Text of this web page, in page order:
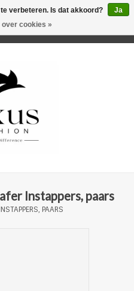
Instappers, paars
PAARS
verbeteren. Is dat akkoord?
Ja
over cookies »